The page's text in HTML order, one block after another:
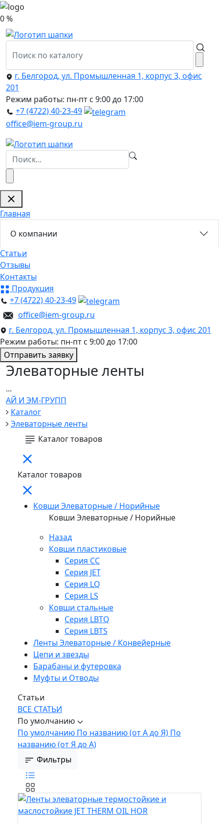
0 %
г. Белгород, ул. Промышленная 1, корпус 3, офис
201
Режим работы: пн-пт с 9:00 до 17:00
+7 (4722) 40-23-49
office@iem-group.ru
Главная
О компании
Статьи
Отзывы
Контакты
Продукция
+7 (4722) 40-23-49
office@iem-group.ru
г. Белгород, ул. Промышленная 1, корпус 3, офис 201
Режим работы: пн-пт с 9:00 до 17:00
Отправить заявку
Элеваторные ленты
...
АЙ И ЭМ-ГРУПП
Каталог
Элеваторные ленты
Каталог товаров
Каталог товаров
Ковши Элеваторные / Норийные
Ковши Элеваторные / Норийные
Назад
Ковши пластиковые
Серия CC
Серия JET
Серия LQ
Серия LS
Ковши стальные
Серия LBTQ
Серия LBTS
Ленты Элеваторные / Конвейерные
Цепи и звезды
Барабаны и футеровка
Муфты и Отводы
Статьи
ВСЕ СТАТЬИ
По умолчанию
По умолчанию По названию (от А до Я) По
названию (от Я до А)
Фильтры